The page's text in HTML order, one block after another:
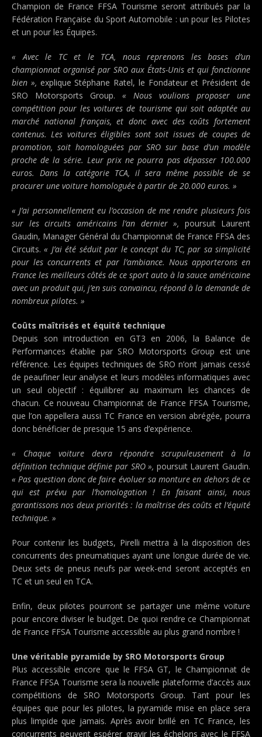
Champion de France FFSA Tourisme seront attribués par la
Fédération Française du Sport Automobile : un pour les Pilotes
et un pour les Équipes.
« Avec le TC et le TCA, nous reprenons les bases d’un
championnat organisé par SRO aux États-Unis et qui fonctionne
bien », explique Stéphane Ratel, le Fondateur et Président de
SRO Motorsports Group. « Nous voulions proposer une
compétition pour les voitures de tourisme qui soit adaptée au
marché national français, et donc avec des coûts fortement
contenus. Les voitures éligibles sont soit issues de coupes de
promotion, soit homologuées par SRO sur base d’un modèle
proche de la série. Leur prix ne pourra pas dépasser 100.000
euros. Dans la catégorie TCA, il sera même possible de se
procurer une voiture homologuée à partir de 20.000 euros. »
« J’ai personnellement eu l’occasion de me rendre plusieurs fois
sur les circuits américains l’an dernier », poursuit Laurent
Gaudin, Manager Général du Championnat de France FFSA des
Circuits.« J’ai été séduit par le concept du TC, par sa simplicité
pour les concurrents et par l’ambiance. Nous apporterons en
France les meilleurs côtés de ce sport auto à la sauce américaine
avec un produit qui, j’en suis convaincu, répond à la demande de
nombreux pilotes. »
Coûts maîtrisés et équité technique
Depuis son introduction en GT3 en 2006, la Balance de
Performances établie par SRO Motorsports Group est une
référence. Les équipes techniques de SRO n’ont jamais cessé
de peaufiner leur analyse et leurs modèles informatiques avec
un seul objectif : équilibrer au maximum les chances de
chacun. Ce nouveau Championnat de France FFSA Tourisme,
que l’on appellera aussi TC France en version abrégée, pourra
donc bénéficier de presque 15 ans d’expérience.
« Chaque voiture devra répondre scrupuleusement à la
définition technique définie par SRO », poursuit Laurent Gaudin.
« Pas question donc de faire évoluer sa monture en dehors de ce
qui est prévu par l’homologation ! En faisant ainsi, nous
garantissons nos deux priorités : la maîtrise des coûts et l’équité
technique. »
Pour contenir les budgets, Pirelli mettra à la disposition des
concurrents des pneumatiques ayant une longue durée de vie.
Deux sets de pneus neufs par week-end seront acceptés en
TC et un seul en TCA.
Enfin, deux pilotes pourront se partager une même voiture
pour encore diviser le budget. De quoi rendre ce Championnat
de France FFSA Tourisme accessible au plus grand nombre !
Une véritable pyramide by SRO Motorsports Group
Plus accessible encore que le FFSA GT, le Championnat de
France FFSA Tourisme sera la nouvelle plateforme d’accès aux
compétitions de SRO Motorsports Group. Tant pour les
équipes que pour les pilotes, la pyramide mise en place sera
plus limpide que jamais. Après avoir brillé en TC France, les
concurrents peuvent espérer gravir les échelons avec le FFSA